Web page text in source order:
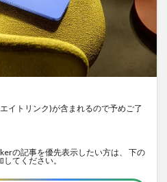
イトリンク)が含まれるので予めご了
の記事を優先表示したい方は、 下の
てください。